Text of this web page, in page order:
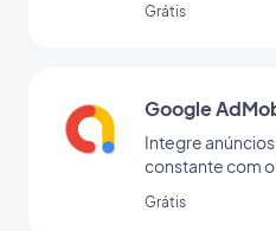
Grátis
Google
Integre
constante com
Grátis